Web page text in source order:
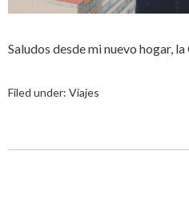
Saludos desde mi nuevo hogar,
Filed under: Viajes